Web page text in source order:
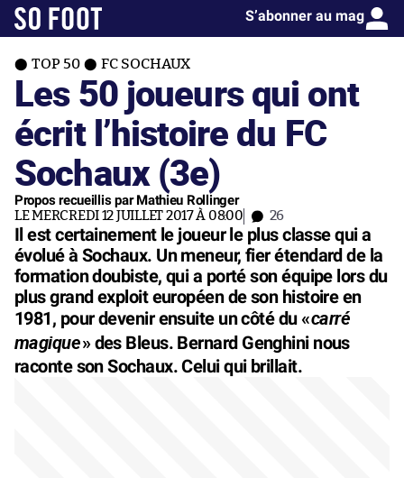
S’abonner au mag
TOP 50 FC SOCHAUX
Les 50 joueurs qui ont
écrit l’histoire du FC
Sochaux (3e)
Propos recueillis par Mathieu Rollinger
LE MERCREDI 12 JUILLET 2017 À 08:00 26
Il est certainement le joueur le plus classe qui a
évolué à Sochaux. Un meneur, fier étendard de la
formation doubiste, qui a porté son équipe lors du
plus grand exploit européen de son histoire en
1981, pour devenir ensuite un côté du «carré
magique» des Bleus. Bernard Genghini nous
raconte son Sochaux. Celui qui brillait.